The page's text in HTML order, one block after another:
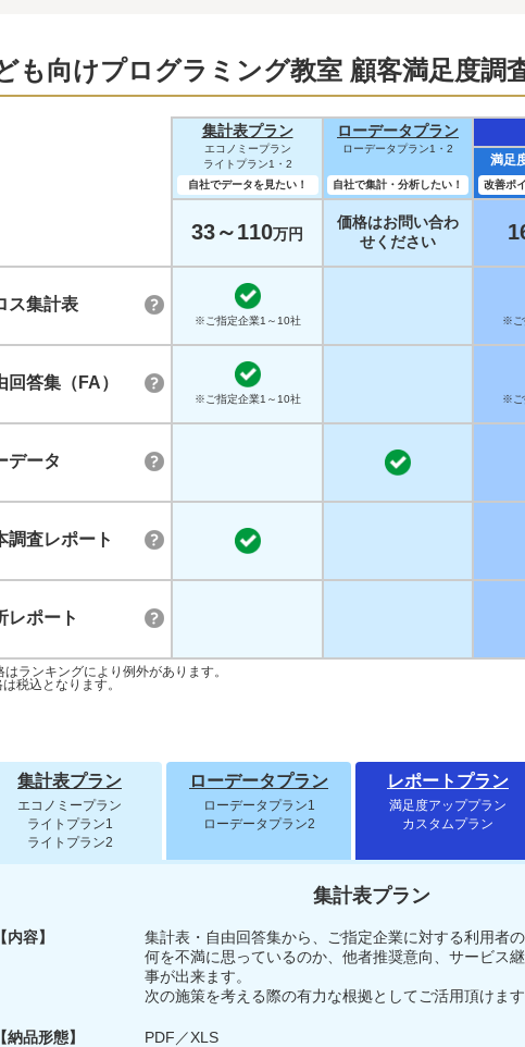
も向けプログラミング教室 顧客満足度調
集計表プラン
エコノミープラン
ライトプラン1・2
自社でデータを見たい！
ローデータプラン
ローデータプラン1・2
自社で集計・分析したい！
満足
改善ポ
33～110万円
価格はお問い合わ
せください
ス集計表
※ご指定企業1～10社 ※ご
回答集（FA）
※ご指定企業1～10社 ※ご
データ
調査レポート
レポート
ランキングにより例外があります。
税込となります。
集計表プラン
エコノミープラン
ライトプラン1
ライトプラン2
ローデータプラン
ローデータプラン1
ローデータプラン2
レポートプラン
満足度アッププラン
カスタムプラン
集計表プラン
内容】
集計表・自由回答集から、ご指定企業に対する利用者
何を不満に思っているのか、他者推奨意向、サービス
事が出来ます。
次の施策を考える際の有力な根拠としてご活用頂けます
納品形態】 PDF／XLS